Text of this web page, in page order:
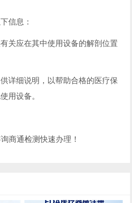
信息：
关应在其中使用设备的解剖位置
详细说明，以帮助合格的医疗保
用设备。
商通检测快速办理！